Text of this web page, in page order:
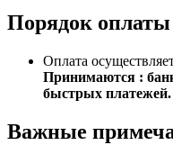
Порядок
Оплата
Принимаются :
быстрых платежей.
Важные